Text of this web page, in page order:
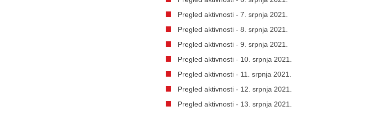
Pregled aktivnosti - 7. srpnja 2021.
Pregled aktivnosti - 8. srpnja 2021.
Pregled aktivnosti - 9. srpnja 2021.
Pregled aktivnosti - 10. srpnja 2021.
Pregled aktivnosti - 11. srpnja 2021.
Pregled aktivnosti - 12. srpnja 2021.
Pregled aktivnosti - 13. srpnja 2021.